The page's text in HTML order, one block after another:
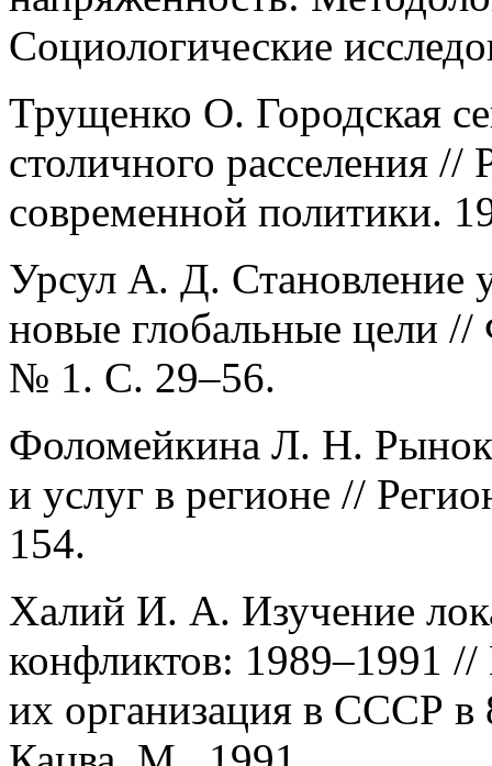
Социологические
Трущенко О. Городская
столичного расселения
современной политики.
Урсул А. Д. Становление
новые глобальные цели
№ 1. С. 29–56.
Фоломейкина Л. Н. Рынок
и услуг в регионе //
154.
Халий И. А. Изучение
конфликтов: 1989–1991
их организация в СССР